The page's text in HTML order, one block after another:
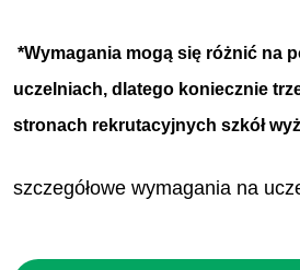
*Wymagania mogą się różnić na
uczelniach, dlatego koniecznie
stronach rekrutacyjnych szkół
szczegółowe wymagania na